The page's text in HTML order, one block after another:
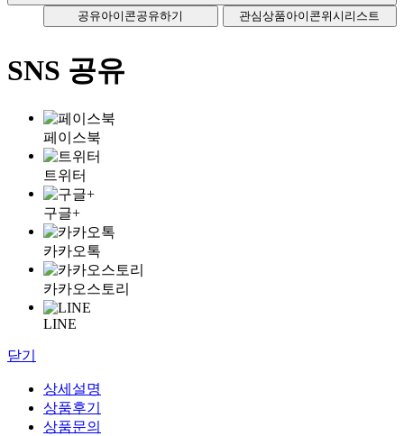
공유아이콘공유하기 관심상품아이콘위시리스트
SNS 공유
페이스북
트위터
구글+
카카오톡
카카오스토리
LINE
닫기
상세설명
상품후기
상품문의